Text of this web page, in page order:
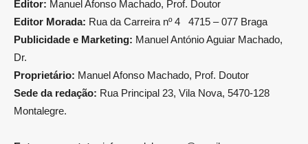
Editor: Manuel Afonso Machado, Prof. Doutor
Editor Morada: Rua da Carreira nº 4 4715 – 077 Braga
Publicidade e Marketing: Manuel António Aguiar Machado,
Dr.
Proprietário: Manuel Afonso Machado, Prof. Doutor
Sede da redação: Rua Principal 23, Vila Nova, 5470-128
Montalegre.